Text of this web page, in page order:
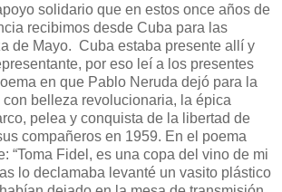
solidario que en estos once años de
recibimos desde Cuba para las
de Mayo. Cuba estaba presente allí y
por eso leí a los presentes
en que Pablo Neruda dejó para la
belleza revolucionaria, la épica
pelea y conquista de la libertad de
compañeros en 1959. En el poema
“Toma Fidel, es una copa del vino de mi
lo declamaba levanté un vasito plástico